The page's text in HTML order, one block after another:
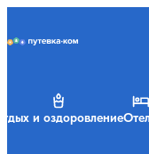
и оздоровление